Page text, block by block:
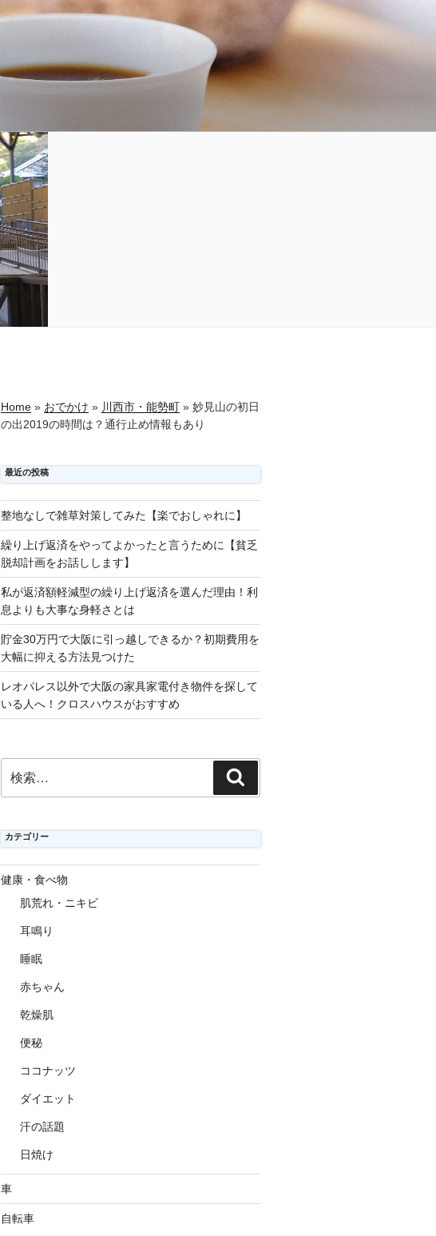
Home » おでかけ » 川西市・能勢町 »妙見山の初日
の出2019の時間は？通行止め情報もあり
最近の投稿
整地なしで雑草対策してみた【楽でおしゃれに】
繰り上げ返済をやってよかったと言うために【貧乏
脱却計画をお話しします】
私が返済額軽減型の繰り上げ返済を選んだ理由！利
息よりも大事な身軽さとは
貯金30万円で大阪に引っ越しできるか？初期費用を
大幅に抑える方法見つけた
レオパレス以外で大阪の家具家電付き物件を探して
いる人へ！クロスハウスがおすすめ
索:
索
カテゴリー
健康・食べ物
肌荒れ・ニキビ
耳鳴り
睡眠
赤ちゃん
乾燥肌
便秘
ココナッツ
ダイエット
汗の話題
日焼け
車
自転車